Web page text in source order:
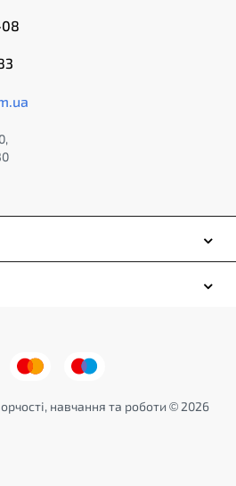
навчання та роботи © 2026